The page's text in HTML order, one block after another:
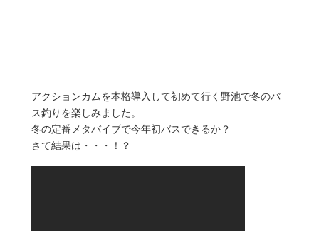
アクションカムを本格導入して初めて行く野池で冬のバ
ス釣りを楽しみました。
冬の定番メタバイブで今年初バスできるか？
さて結果は・・・！？